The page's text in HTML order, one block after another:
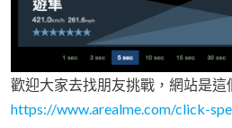
歡迎大家去找朋友挑戰，網站是這
https://www.arealme.com/click-